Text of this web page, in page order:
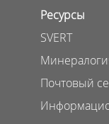
Ресурсы
SVERT
Почтовый